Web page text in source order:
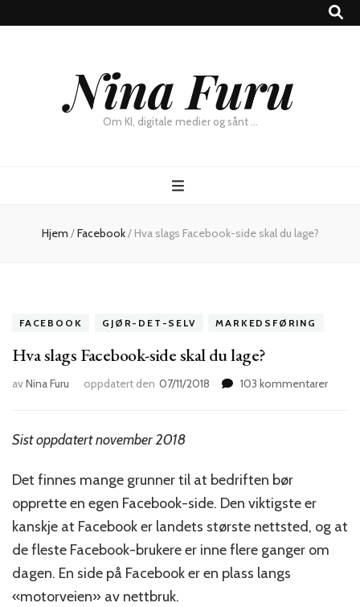
Nina Furu
Om KI, digitale medier og sånt …
Hjem /Facebook/ Hva slags Facebook-side skal du lage?
FACEBOOK GJØR-DET-SELV MARKEDSFØRING
Hva slags Facebook-side skal du lage?
avNina Furu oppdatert den 07/11/2018 103 kommentarertil
Sist oppdatert november 2018
Det finnes mange grunner til at bedriften bør
opprette en egen Facebook-side. Den viktigste er
kanskje at Facebook er landets største nettsted, og at
de fleste Facebook-brukere er inne flere ganger om
dagen. En side på Facebook er en plass langs
«motorveien» av nettbruk.